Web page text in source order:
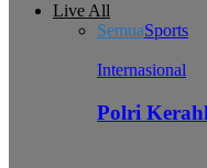
Live All
SemuaSports
Internasional
Polri